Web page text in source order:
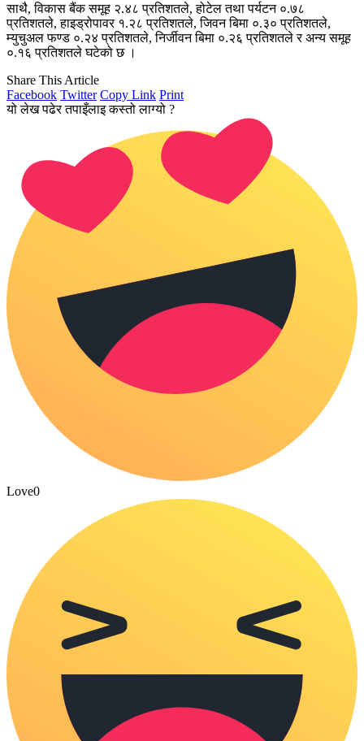
साथै, विकास बैंक समूह २.४८ प्रतिशतले, होटेल तथा पर्यटन ०.७८
प्रतिशतले, हाइड्रोपावर १.२८ प्रतिशतले, जिवन बिमा ०.३० प्रतिशतले,
म्युचुअल फण्ड ०.२४ प्रतिशतले, निर्जीवन बिमा ०.२६ प्रतिशतले र अन्य समूह
०.१६ प्रतिशतले घटेको छ ।
Share This Article
Facebook Twitter Copy Link Print
यो लेख पढेर तपाइँलाइ कस्तो लाग्यो ?
Love0